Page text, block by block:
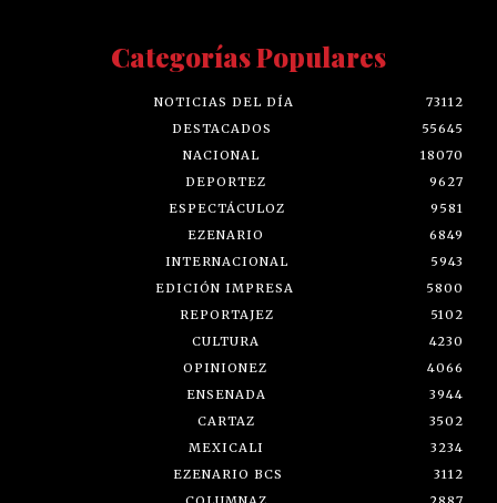
Categorías Populares
NOTICIAS DEL DÍA
73112
DESTACADOS
55645
NACIONAL
18070
DEPORTEZ
9627
ESPECTÁCULOZ
9581
EZENARIO
6849
INTERNACIONAL
5943
EDICIÓN IMPRESA
5800
REPORTAJEZ
5102
CULTURA
4230
OPINIONEZ
4066
ENSENADA
3944
CARTAZ
3502
MEXICALI
3234
EZENARIO BCS
3112